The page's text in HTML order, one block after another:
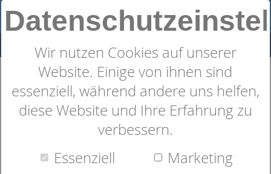
Wir nutzen Cookies auf unserer
Website. Einige von ihnen sind
essenziell, während andere uns helfen,
diese Website und Ihre Erfahrung zu
verbessern.
Essenziell
Marketing
Kissenbezug
dormabell Uni-Satin